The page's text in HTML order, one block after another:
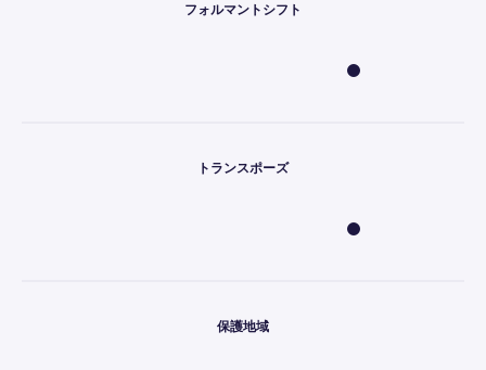
フォルマントシフト
トランスポーズ
保護地域